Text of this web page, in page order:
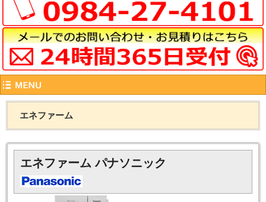
エネファーム
エネファーム パナソニック